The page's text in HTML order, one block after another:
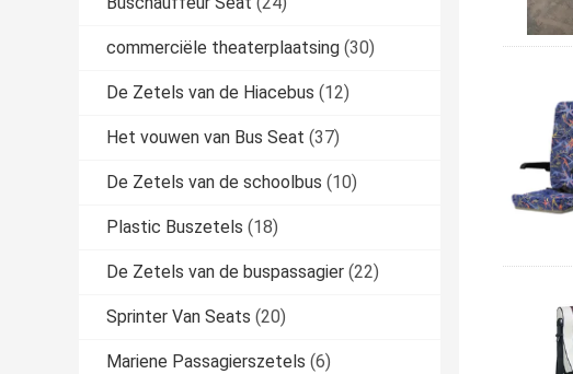
commerciële theaterplaatsing (30)
De Zetels van de Hiacebus (12)
Het vouwen van Bus Seat (37)
De Zetels van de schoolbus (10)
Plastic Buszetels (18)
De Zetels van de buspassagier (22)
Sprinter Van Seats (20)
Mariene Passagierszetels (6)